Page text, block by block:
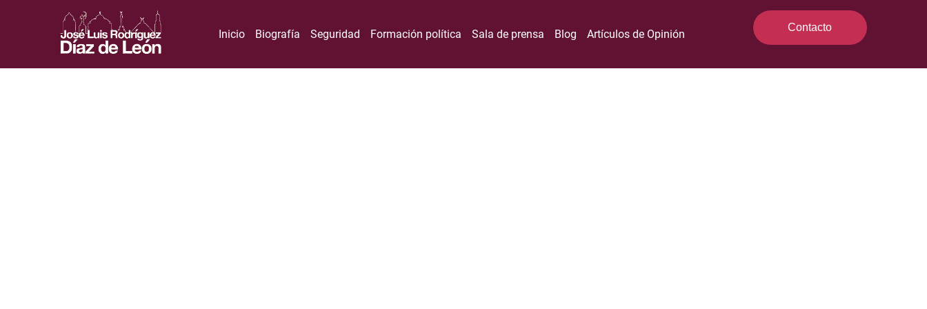
Inicio Biografía Seguridad Formación política Sala de prensa Blog Artículos de Opinión
Contacto